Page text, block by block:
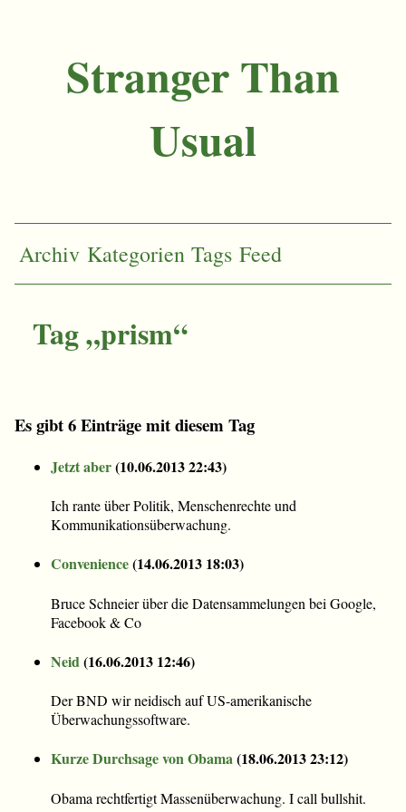
Stranger Than
Usual
Archiv Kategorien Tags Feed
Tag „prism“
Es gibt 6 Einträge mit diesem Tag
Jetzt aber(10.06.2013 22:43)
Ich rante über Politik, Menschenrechte und
Kommunikationsüberwachung.
Convenience(14.06.2013 18:03)
Bruce Schneier über die Datensammelungen bei Google,
Facebook & Co
Neid(16.06.2013 12:46)
Der BND wir neidisch auf US-amerikanische
Überwachungssoftware.
Kurze Durchsage von Obama(18.06.2013 23:12)
Obama rechtfertigt Massenüberwachung. I call bullshit.